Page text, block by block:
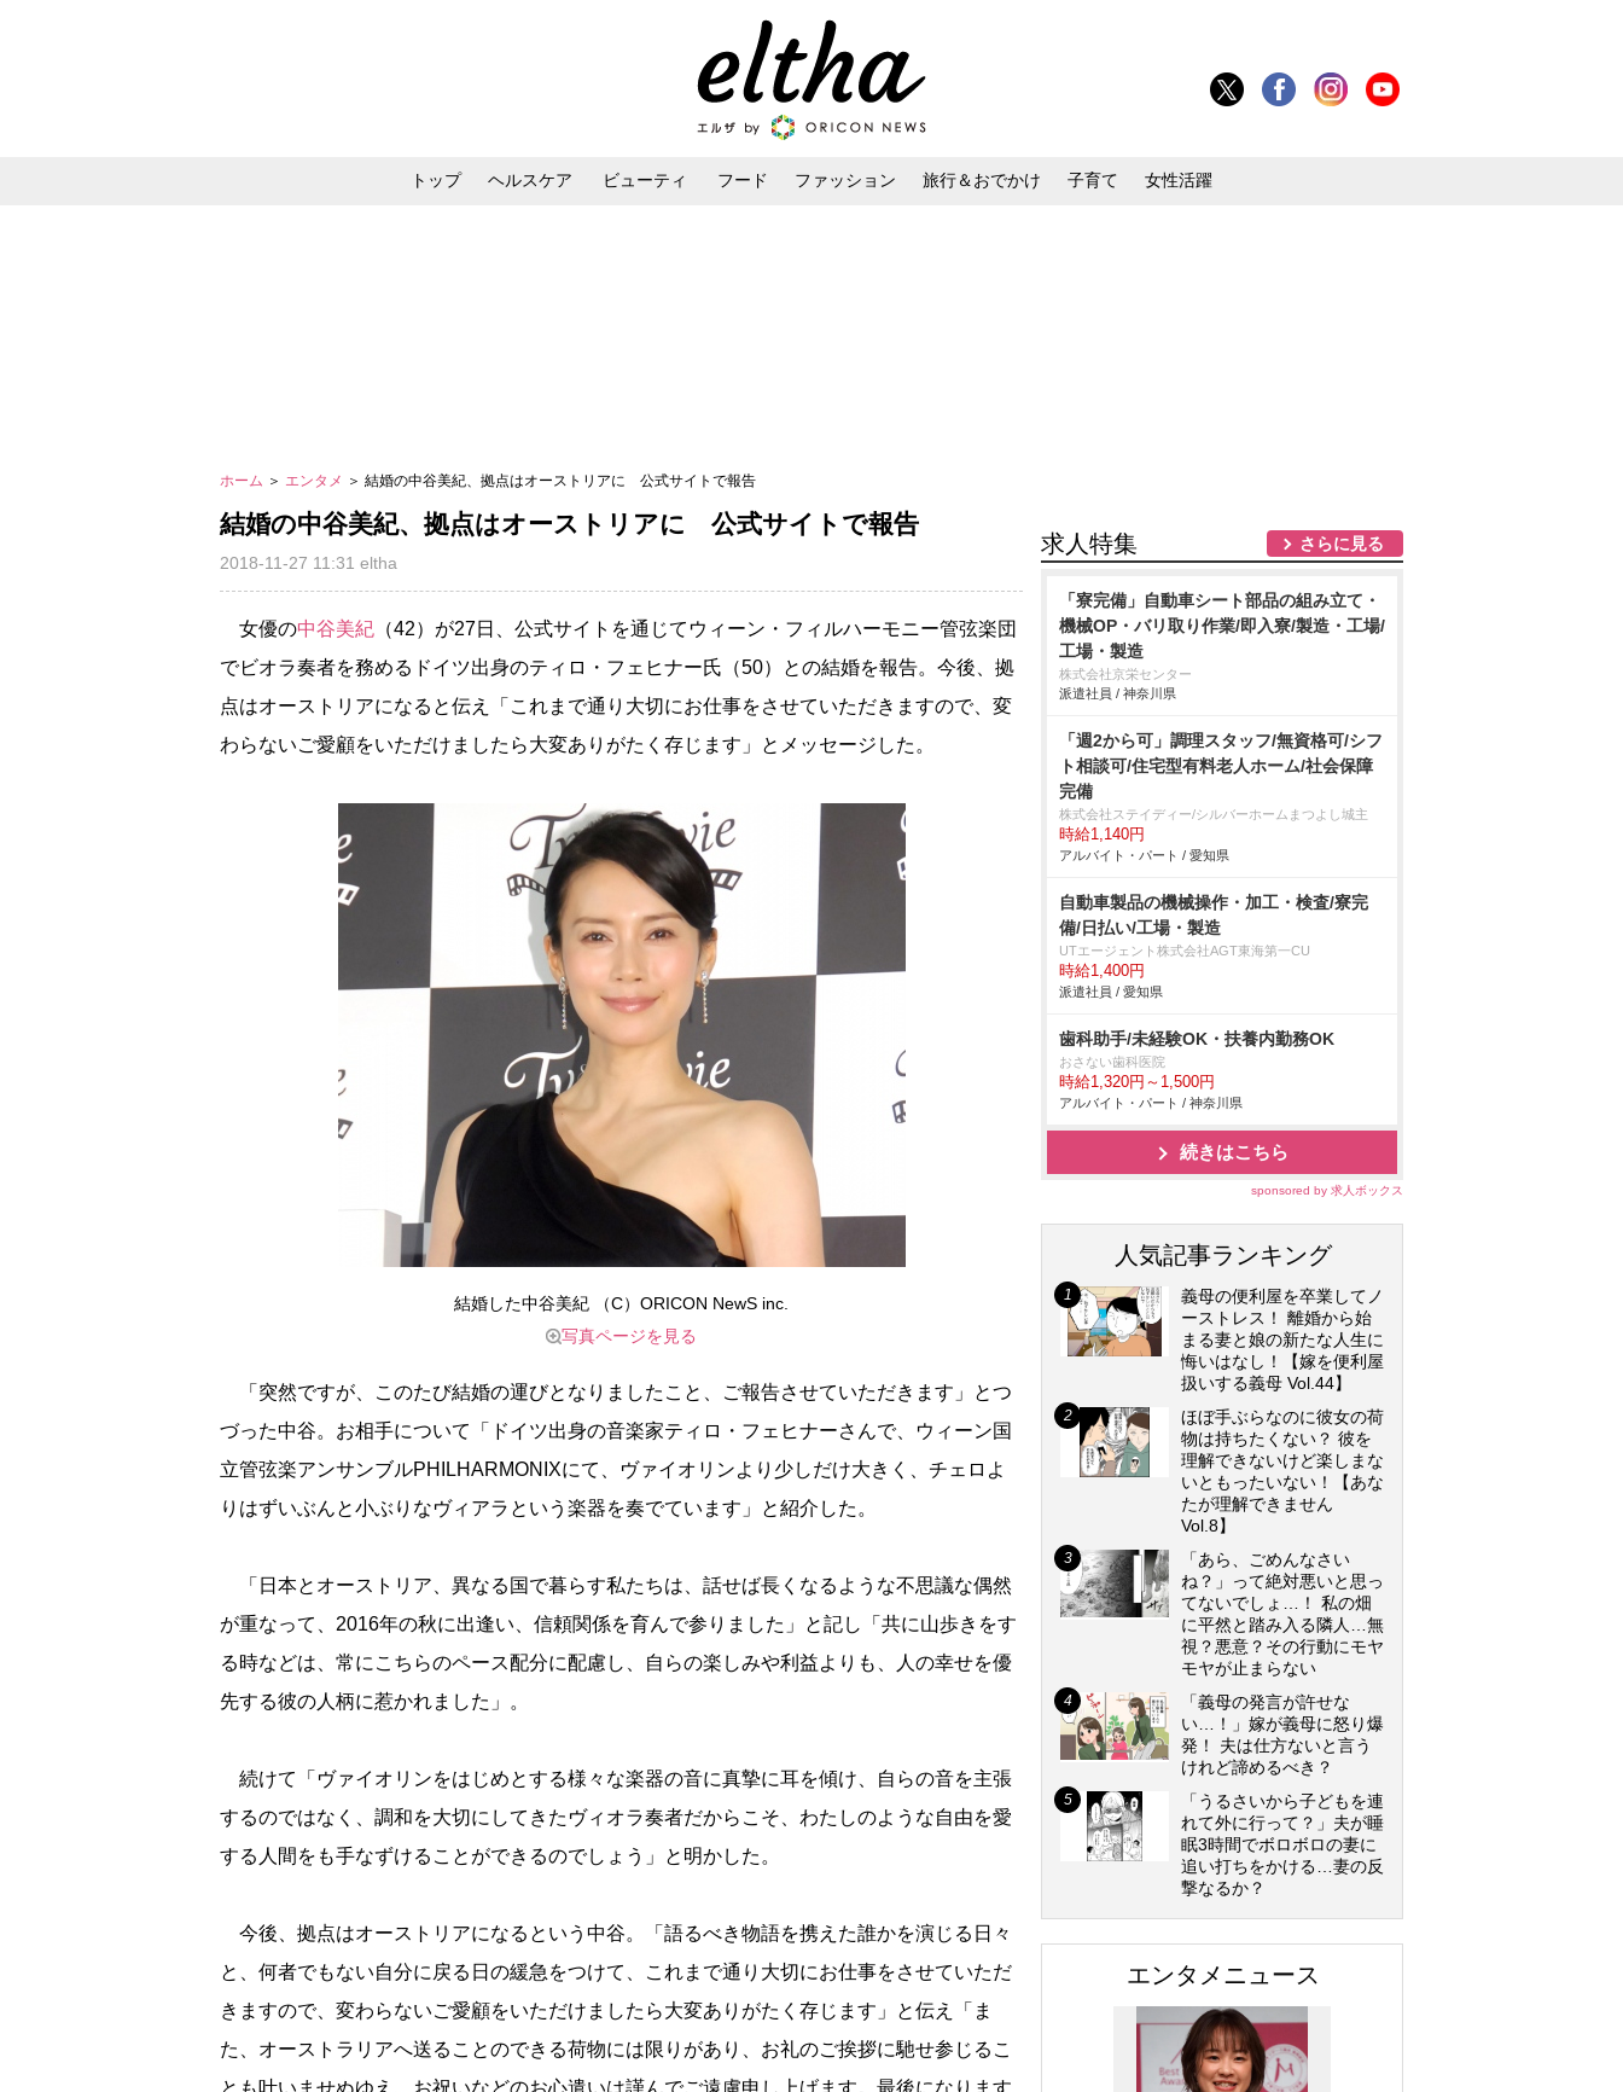
トップ ヘルスケア ビューティ フード ファッション 旅行＆おでかけ 子育て 女性活躍
ホーム ＞ エンタメ ＞ 結婚の中谷美紀、拠点はオーストリアに 公式サイトで報告
結婚の中谷美紀、拠点はオーストリアに 公式サイトで報告
2018-11-27 11:31 eltha
女優の中谷美紀 （42）が27日、公式サイトを通じてウィーン・フィルハーモニー管弦楽団
でビオラ奏者を務めるドイツ出身のティロ・フェヒナー氏（50）との結婚を報告。今後、拠
点はオーストリアになると伝え「これまで通り大切にお仕事をさせていただきますので、変
わらないご愛顧をいただけましたら大変ありがたく存じます」とメッセージした。
結婚した中谷美紀 （C）ORICON NewS inc.
写真ページを見る
「突然ですが、このたび結婚の運びとなりましたこと、ご報告させていただきます」とつ
づった中谷。お相手について「ドイツ出身の音楽家ティロ・フェヒナーさんで、ウィーン国
立管弦楽アンサンブルPHILHARMONIXにて、ヴァイオリンより少しだけ大きく、チェロよ
りはずいぶんと小ぶりなヴィアラという楽器を奏でています」と紹介した。
「日本とオーストリア、異なる国で暮らす私たちは、話せば長くなるような不思議な偶然
が重なって、2016年の秋に出逢い、信頼関係を育んで参りました」と記し「共に山歩きをす
る時などは、常にこちらのペース配分に配慮し、自らの楽しみや利益よりも、人の幸せを優
先する彼の人柄に惹かれました」。
続けて「ヴァイオリンをはじめとする様々な楽器の音に真摯に耳を傾け、自らの音を主張
するのではなく、調和を大切にしてきたヴィオラ奏者だからこそ、わたしのような自由を愛
する人間をも手なずけることができるのでしょう」と明かした。
今後、拠点はオーストリアになるという中谷。「語るべき物語を携えた誰かを演じる日々
と、何者でもない自分に戻る日の緩急をつけて、これまで通り大切にお仕事をさせていただ
きますので、変わらないご愛顧をいただけましたら大変ありがたく存じます」と伝え「ま
た、オーストラリアへ送ることのできる荷物には限りがあり、お礼のご挨拶に馳せ参じるこ
とも叶いませぬゆえ、お祝いなどのお心遣いは謹んでご遠慮申し上げます。最後になります
求人特集 さらに見る
「寮完備」自動車シート部品の組み立て・
機械OP・バリ取り作業/即入寮/製造・工場/
工場・製造
株式会社京栄センター
派遣社員 / 神奈川県
「週2から可」調理スタッフ/無資格可/シフ
ト相談可/住宅型有料老人ホーム/社会保障
完備
株式会社ステイディー/シルバーホームまつよし城主
時給1,140円
アルバイト・パート / 愛知県
自動車製品の機械操作・加工・検査/寮完
備/日払い/工場・製造
UTエージェント株式会社AGT東海第一CU
時給1,400円
派遣社員 / 愛知県
歯科助手/未経験OK・扶養内勤務OK
おさない歯科医院
時給1,320円～1,500円
アルバイト・パート / 神奈川県
続きはこちら
sponsored by 求人ボックス
人気記事ランキング
義母の便利屋を卒業してノ
ーストレス！ 離婚から始
まる妻と娘の新たな人生に
悔いはなし！【嫁を便利屋
扱いする義母 Vol.44】
ほぼ手ぶらなのに彼女の荷
物は持ちたくない？ 彼を
理解できないけど楽しまな
いともったいない！【あな
たが理解できません
Vol.8】
「あら、ごめんなさい
ね？」って絶対悪いと思っ
てないでしょ…！ 私の畑
に平然と踏み入る隣人…無
視？悪意？その行動にモヤ
モヤが止まらない
「義母の発言が許せな
い…！」嫁が義母に怒り爆
発！ 夫は仕方ないと言う
けれど諦めるべき？
「うるさいから子どもを連
れて外に行って？」夫が睡
眠3時間でボロボロの妻に
追い打ちをかける…妻の反
撃なるか？
エンタメニュース